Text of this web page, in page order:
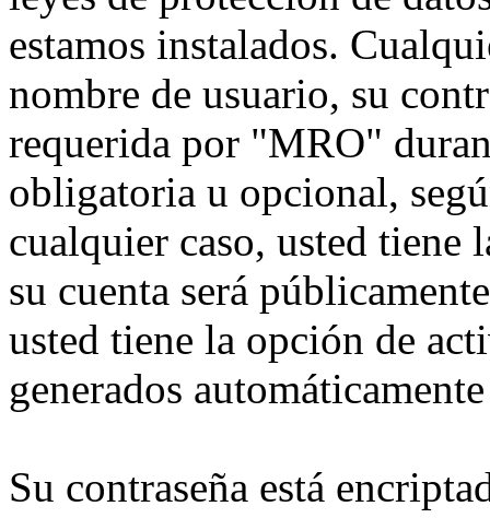
estamos instalados.
nombre de usuario, su
requerida por "MRO"
obligatoria u opcional,
cualquier caso, usted tiene
su cuenta será
usted tiene la opción de
generados
Su contraseña está